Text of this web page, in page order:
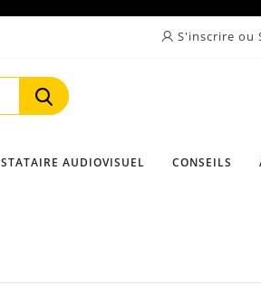
S'inscrire ou
AUDIOVISUEL CONSEILS